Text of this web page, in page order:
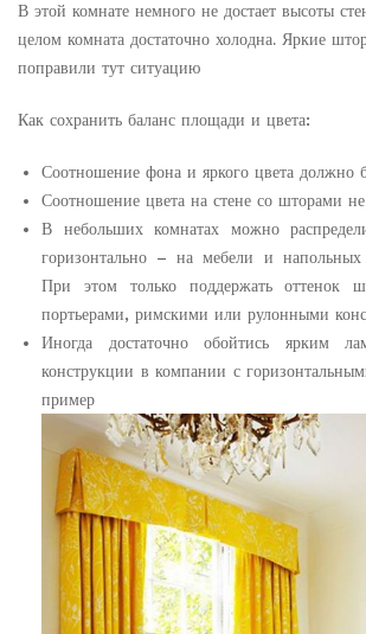
В этой комнате немного не достает высоты
целом комната достаточно холодна. Яркие
поправили тут ситуацию
Как сохранить баланс площади и цвета:
Соотношение фона и яркого цвета должно
Соотношение цвета на стене со шторами
В небольших комнатах можно
горизонтально – на мебели и напольных
При этом только поддержать оттенок
портьерами, римскими или рулонными
Иногда достаточно обойтись ярким
конструкции в компании с
пример